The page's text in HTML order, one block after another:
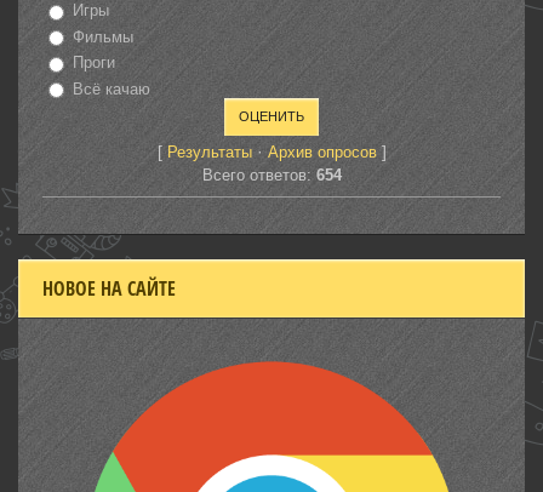
Игры
Фильмы
Проги
Всё качаю
[ Результаты· Архив опросов]
Всего ответов: 654
НОВОЕ НА САЙТЕ